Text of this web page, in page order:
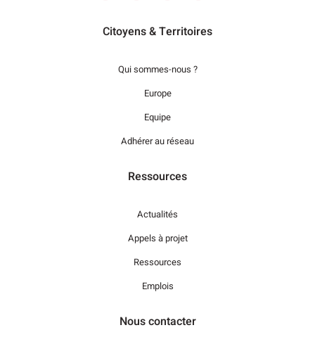
Citoyens & Territoires
Qui sommes-nous ?
Europe
Equipe
Adhérer au réseau
Ressources
Actualités
Appels à projet
Ressources
Emplois
Nous contacter